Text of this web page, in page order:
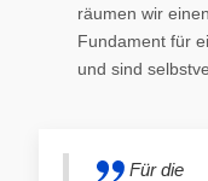
räumen wir
Fundament für
und sind
Für die